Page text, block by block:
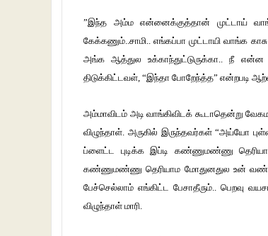
”இந்த அம்ம என்னைக்குத்தான் முட்டாய்
கேக்கணும்..சாமி.. எங்கப்பா முட்டாயி வாங்க
அங்க ஆத்துல உக்காந்துட்டுருக்கா.. நீ
திடுக்கிட்டவள், “இந்தா போறேந்த்த” என்றபடி
அம்மாவிடம் அடி வாங்கிவிடக் கூடாதென்று
விழுந்தாள். அருகில் இருந்தவர்கள் “அய்யோ
ப்ளைட்ட புடிக்க இப்டி கண்ணுமண்ணு
கண்ணுமண்ணு தெரியாம மோதுனதுல உன்
பேச்செல்லாம் எங்கிட்ட பேசாதீரும்.. பெறவு
விழுந்தாள் மாரி.